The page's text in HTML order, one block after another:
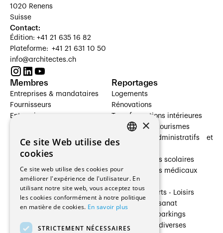
1020 Renens
Suisse
Contact:
Édition: +41 21 635 16 82
Plateforme: +41 21 631 10 50
info@architectes.ch
Membres
Entreprises & mandataires
Fournisseurs
Entreprises
Architectes paysagistes
Architectes d'intérieur
Entreprises générales
Ingénieurs et mandataires
Fabricants / Fournisseurs
Régies immobilières
Reportages
Logements
Rénovations
Transformations intérieures
Hôtelleries et tourismes
Bâtiments administratifs et
Établissements scolaires
Établissements médicaux
Villas
Cultures - Sports - Loisirs
Industrie - Artisanat
Transports et parkings
Constructions diverses
×
Ce site Web utilise des
cookies
Ce site web utilise des cookies pour
améliorer l'expérience de l'utilisateur. En
utilisant notre site web, vous acceptez tous
les cookies conformément à notre politique
en matière de cookies. En savoir plus
STRICTEMENT NÉCESSAIRES